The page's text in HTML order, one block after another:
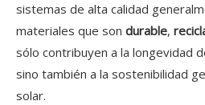
sistemas de alta calidad
materiales que son durable,
sólo contribuyen a la longevidad
sino también a la sostenibilidad
solar.